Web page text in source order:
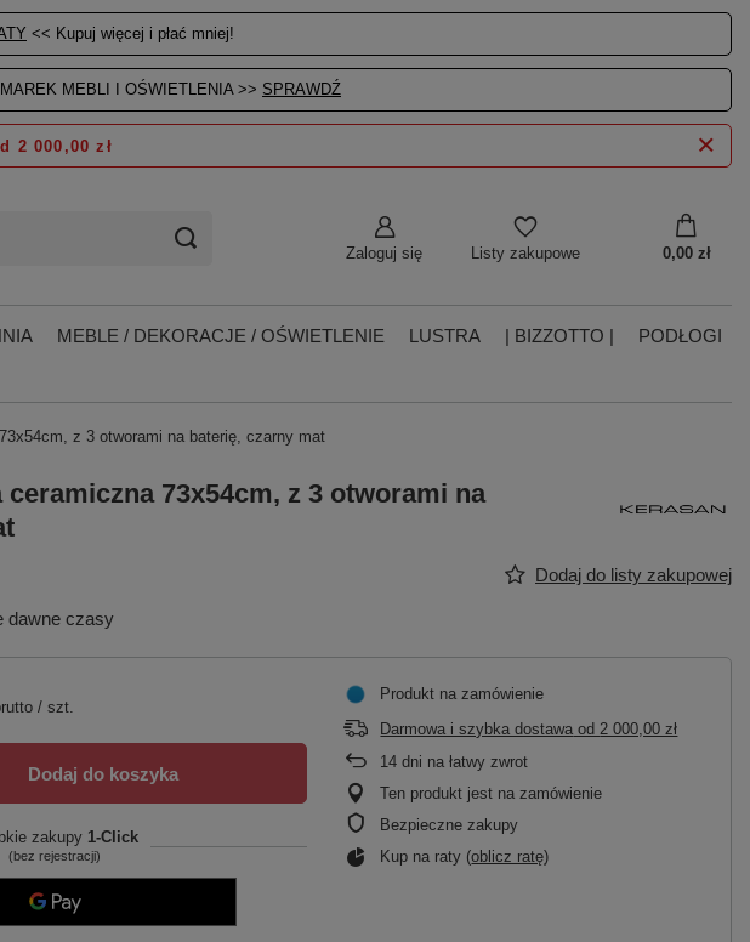
<< Kupuj więcej i płać mniej!
MEBLI I OŚWIETLENIA >> SPRAWDŹ
Zaloguj się Listy zakupowe 0,00 zł
2 000,00 zł
MEBLE / DEKORACJE / OŚWIETLENIE LUSTRA | BIZZOTTO |
PODŁOGI
z 3 otworami na baterię, czarny mat
ceramiczna 73x54cm, z 3 otworami na
Dodaj do listy zakupowej
dawne czasy
/ szt.
Dodaj do koszyka
zakupy 1-Click
(bez rejestracji)
Produkt na zamówienie
Darmowa i szybka dostawa od2 000,00 zł
14 dni na łatwy zwrot
Ten produkt jest na zamówienie
Bezpieczne zakupy
Kup na raty (oblicz ratę)